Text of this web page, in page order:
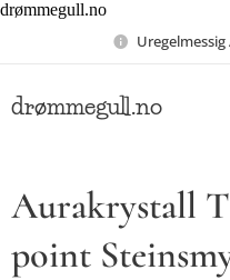
drømmegull.no
Uregelmessig
drømmegull.no
Aurakrystall
point